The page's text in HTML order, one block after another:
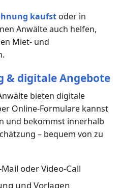
kaufst oder in
Anwälte auch helfen,
Miet- und
& digitale Angebote
bieten digitale
Online-Formulare kannst
und bekommst innerhalb
– bequem von zu
oder Video-Call
und Vorlagen